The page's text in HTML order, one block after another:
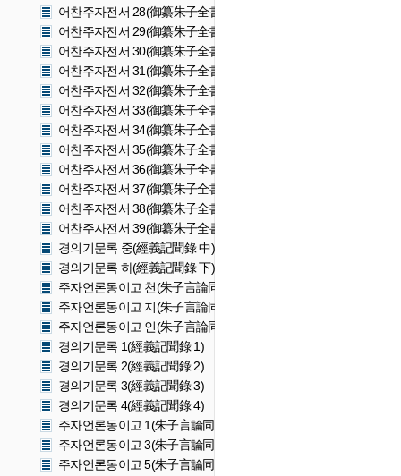
어찬주자전서 28(御纂朱子全書 28)
어찬주자전서 29(御纂朱子全書 29)
어찬주자전서 30(御纂朱子全書 30)
어찬주자전서 31(御纂朱子全書 31)
어찬주자전서 32(御纂朱子全書 32)
어찬주자전서 33(御纂朱子全書 33)
어찬주자전서 34(御纂朱子全書 34)
어찬주자전서 35(御纂朱子全書 35)
어찬주자전서 36(御纂朱子全書 36)
어찬주자전서 37(御纂朱子全書 37)
어찬주자전서 38(御纂朱子全書 38)
어찬주자전서 39(御纂朱子全書 39)
경의기문록 중(經義記聞錄 中)
경의기문록 하(經義記聞錄 下)
주자언론동이고 천(朱子言論同異攷 天)
주자언론동이고 지(朱子言論同異攷 地)
주자언론동이고 인(朱子言論同異攷 人)
경의기문록 1(經義記聞錄 1)
경의기문록 2(經義記聞錄 2)
경의기문록 3(經義記聞錄 3)
경의기문록 4(經義記聞錄 4)
주자언론동이고 1(朱子言論同異攷 1)
주자언론동이고 3(朱子言論同異攷 3)
주자언론동이고 5(朱子言論同異攷 5)